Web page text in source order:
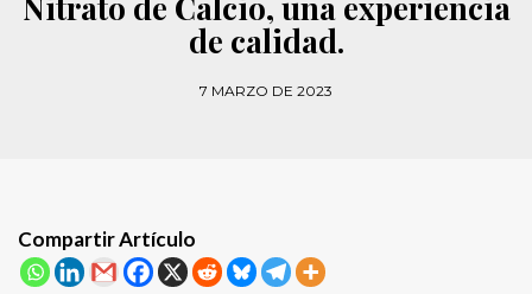
de calidad.
7 MARZO DE 2023
Compartir Artículo